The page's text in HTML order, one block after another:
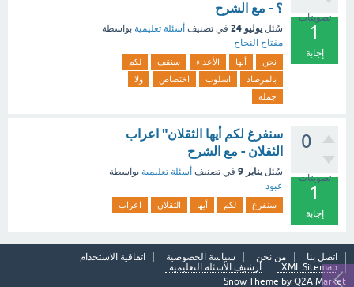
تصويتات
1
إجابة
؟ - مع الشرح
سُئل يوليو 24 في تصنيف أسئلة تعليمية بواسطة
مفتاح النجاح
نحن أيها الأعداء سنقف
لكم
بالمرصاد
اسلوب اختصاص
ولا
جمله
0
تصويتات
1
إجابة
سنفرغ لكم أيها الثقلان" اعراب
الثقلان - مع الشرح
سُئل يناير 9 في تصنيف أسئلة تعليمية بواسطة
عبود
سنفرغ لكم أيها الثقلان اعراب
اتصل بنا من نحن سياسة الخصوصية
اتفاقية الاستخدام
XML Sitemap
أرشيف الأسئلة التعليمية
Snow Theme by Q2A Market